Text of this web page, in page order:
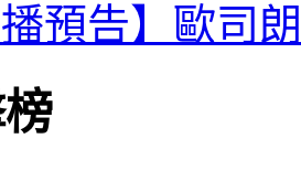
播預告】歐司